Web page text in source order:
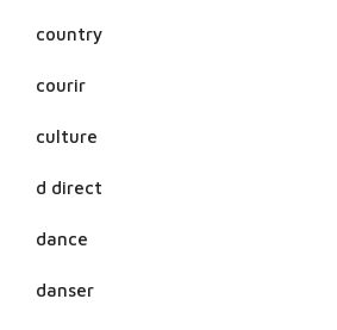
country
courir
culture
d direct
dance
danser